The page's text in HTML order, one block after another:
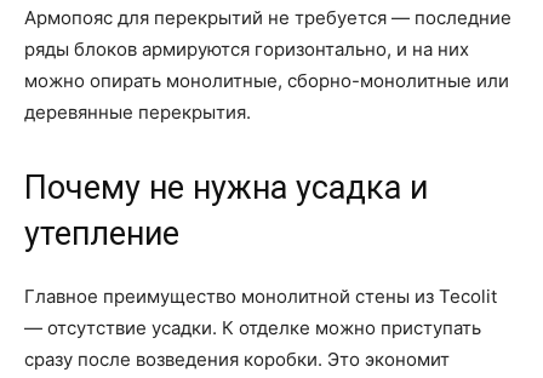
Армопояс для перекрытий не требуется — последние
ряды блоков армируются горизонтально, и на них
можно опирать монолитные, сборно-монолитные или
деревянные перекрытия.
Почему не нужна усадка и
утепление
Главное преимущество монолитной стены из Tecolit
— отсутствие усадки. К отделке можно приступать
сразу после возведения коробки. Это экономит